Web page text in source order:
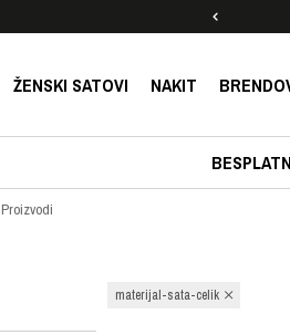
ŽENSKI SATOVI NAKIT
Proizvodi
materijal-sata-celik